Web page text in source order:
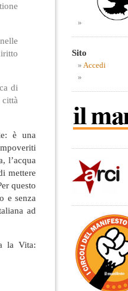
di
è una
l’acqua
mettere
questo
e senza
ad
la Vita:
Sito
Accedi